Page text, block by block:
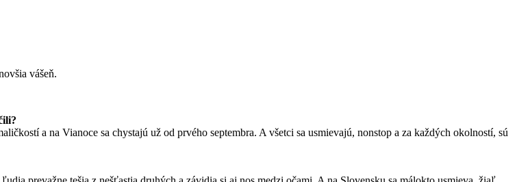
vášeň.
a na Vianoce sa chystajú už od prvého septembra. A všetci sa usmievajú, nonstop a za každých okolností, sú